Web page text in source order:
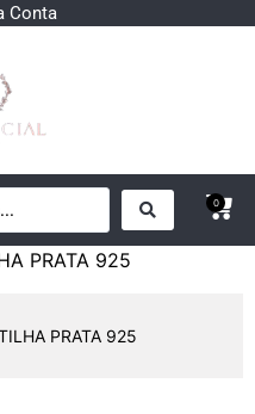
Conta
0
PRATA 925
PRATA 925